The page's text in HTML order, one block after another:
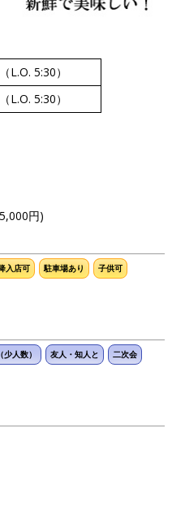
L.O. 5:30）
L.O. 5:30）
円)
入店可 駐車場あり 子供可
人数） 友人・知人と 二次会